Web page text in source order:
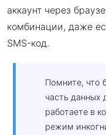
аккаунт через
комбинации, даже
SMS-код.
Помните, что
часть данных
работаете в
режим